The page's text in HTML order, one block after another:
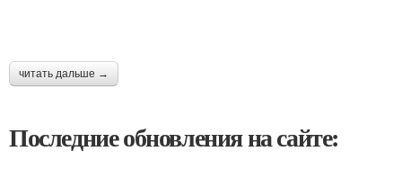
читать дальше →
Последние обновления на сайте: